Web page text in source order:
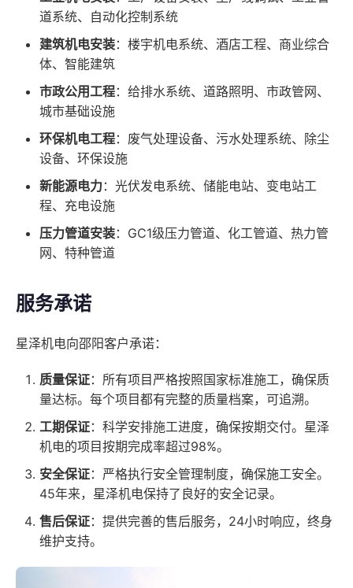
道系统、自动化控制系统
建筑机电安装：楼宇机电系统、酒店工程、商业综合
体、智能建筑
市政公用工程：给排水系统、道路照明、市政管网、
城市基础设施
环保机电工程：废气处理设备、污水处理系统、除尘
设备、环保设施
新能源电力：光伏发电系统、储能电站、变电站工
程、充电设施
压力管道安装：GC1级压力管道、化工管道、热力管
网、特种管道
服务承诺
星泽机电向邵阳客户承诺：
质量保证：所有项目严格按照国家标准施工，确保质
量达标。每个项目都有完整的质量档案，可追溯。
工期保证：科学安排施工进度，确保按期交付。星泽
机电的项目按期完成率超过98%。
安全保证：严格执行安全管理制度，确保施工安全。
45年来，星泽机电保持了良好的安全记录。
售后保证：提供完善的售后服务，24小时响应，终身
维护支持。